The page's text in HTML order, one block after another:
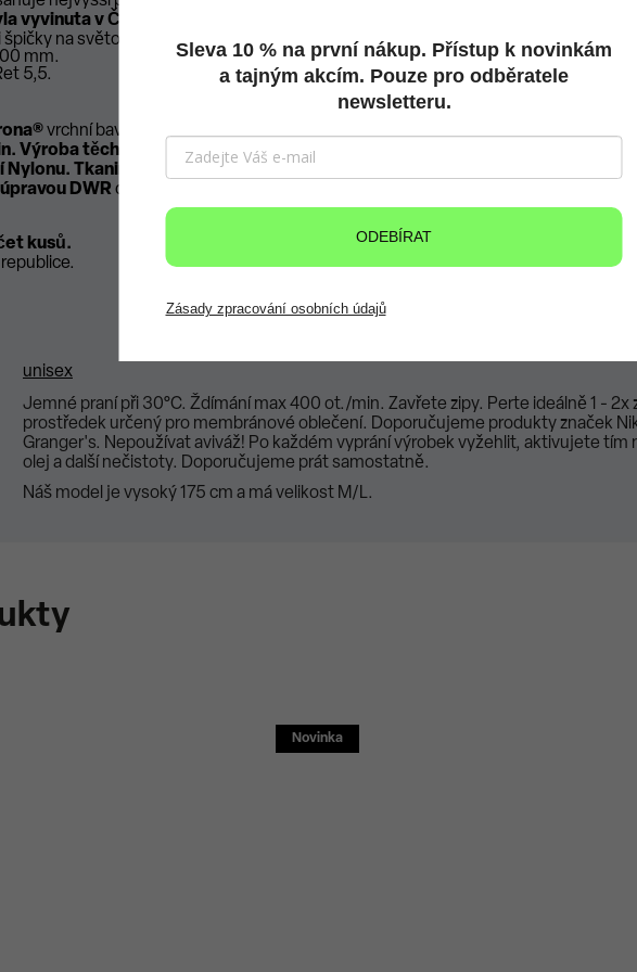
vyvinuta v České republice, kde je i vyráběna.
Testování kvality probíhá ve
špičky na světovém měřítku.
mm.
5,5.
vrchní bavlněná tkanina s elastickými vlákny od firmy DuPont, která jsou
Výroba těchto vláken vyžaduje o 30% méně energie a snižuje emise
Nylonu. Tkanina obsahuje 40 hmotnostních % materiálu obnovitelného
úpravou DWR odvádějící vodu z povrchu materiálu. Tato úprava je nanášena ve
kusů.
unisex
Jemné praní při 30°C. Ždímání max 400 ot./min. Zavřete zipy. Perte ideálně 1 - 2x
prostředek určený pro membránové oblečení. Doporučujeme produkty značek
Granger's. Nepoužívat aviváž! Po každém vyprání výrobek vyžehlit, aktivujete tím
olej a další nečistoty. Doporučujeme prát samostatně.
Náš model je vysoký 175 cm a má velikost M/L.
Novinka
Sleva 10 % na první nákup. Přístup k novinkám
a tajným akcím. Pouze pro odběratele
newsletteru.
ODEBÍRAT
Zásady zpracování osobních údajů